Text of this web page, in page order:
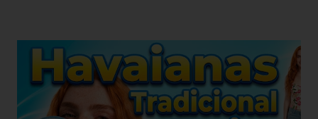
lançamento Havaianas 2026 ou quer saber onde comprar o
chinelo mais fofo do momento, continue lendo. Neste
conteúdo, vamos explorar todos os detalhes, benefícios,
combinações de looks e razões para você garantir o seu